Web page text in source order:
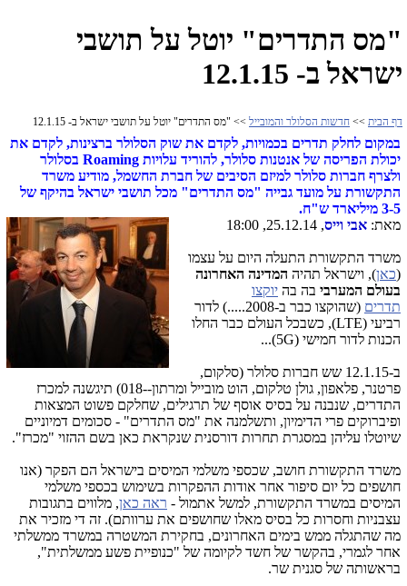
"מס התדרים" יוטל על תושבי
ישראל ב- 12.1.15
דף הבית >> חדשות הסלולר והמובייל >> "מס התדרים" יוטל על תושבי ישראל ב- 12.1.15
במקום לחלק תדרים בכמויות, לקדם את שוק הסלולר ברצינות, לקדם את
יכולת הפריסה של אנטנות סלולר, להוריד עלויות Roaming בסלולר
ולצרף חברות סלולר למיזם הסיבים של חברת החשמל, מודיע משרד
התקשורת על מועד גבייה "מס התדרים" מכל תושבי ישראל בהיקף של
3-5 מיליארד ש"ח.
מאת: אבי וייס, 25.12.14, 18:00
משרד התקשורת התעלה היום על עצמו
(כאן), וישראל תהיה המדינה האחרונה
בעולם המערבי בה בה יוקצו
תדרים
(שהוקצו כבר ב-2008.....) לדור
רביעי (LTE), כשבכל העולם כבר החלו
הכנות לדור חמישי (5G)...
ב-12.1.15 שש חברות סלולר (סלקום,
פרטנר, פלאפון, גולן טלקום, הוט מובייל ומרתון--018) תיגשנה למכרז
התדרים, שנבנה על בסיס אוסף של תרגילים, שחלקם פשוט המצאות
ופיברוקים פרי הדימיון, ותשלמנה את "מס התדרים" - סכומים דמיוניים
שיוטלו עליהן במסגרת תחרות דורסנית שנקראת כאן בשם ההזוי "מכרז".
משרד התקשורת חושב, שכספי משלמי המיסים בישראל הם הפקר (אנו
חושפים כל יום סיפור אחר אודות ההפקרות בשימוש בכספי משלמי
המיסים במשרד התקשורת, למשל אתמול - ראה כאן, מלווים בתגובות
עצבניות וחסרות כל בסיס מאלו שחושפים את ערוותם). זה די מזכיר את
מה שהתגלה ממש בימים האחרונים, בחקירת המשטרה במשרד ממשלתי
אחר לגמרי, בהקשר של חשד לקיומה של "כנופיית פשע ממשלתית",
בראשותה של סגנית שר.